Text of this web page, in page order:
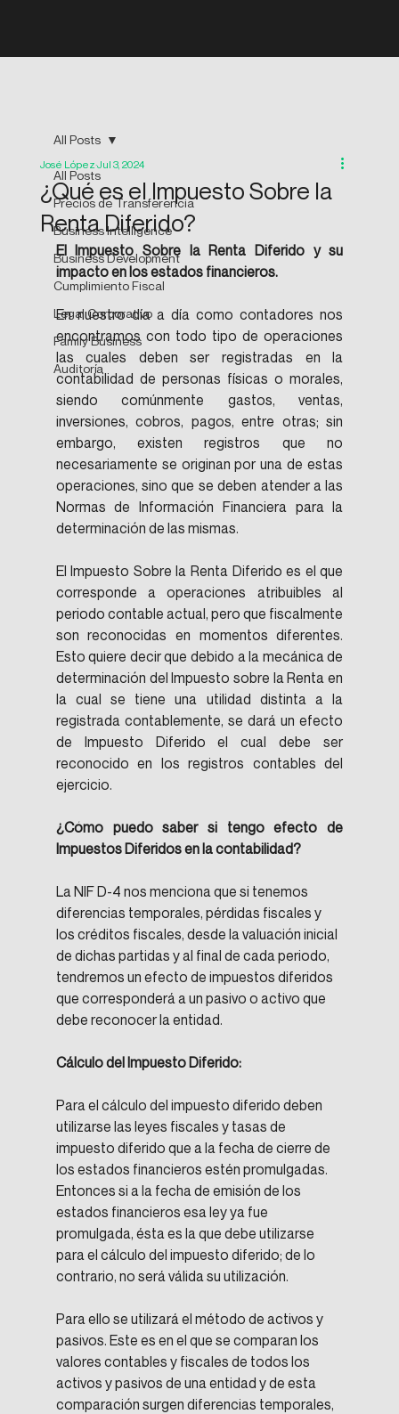
All Posts
Precios de Transferencia
Business Intelligence
Business Development
Cumplimiento Fiscal
Legal Corporativo
Family Business
Auditoría
All Posts
¿Qué es el Impuesto Sobre la
Renta Diferido?
José LópezJul 3, 2024
El Impuesto Sobre la Renta Diferido y su
impacto en los estados financieros.
En nuestro día a día como contadores nos
encontramos con todo tipo de operaciones
las cuales deben ser registradas en la
contabilidad de personas físicas o morales,
siendo comúnmente gastos, ventas,
inversiones, cobros, pagos, entre otras; sin
embargo, existen registros que no
necesariamente se originan por una de estas
operaciones, sino que se deben atender a las
Normas de Información Financiera para la
determinación de las mismas.
El Impuesto Sobre la Renta Diferido es el que
corresponde a operaciones atribuibles al
periodo contable actual, pero que fiscalmente
son reconocidas en momentos diferentes.
Esto quiere decir que debido a la mecánica de
determinación del Impuesto sobre la Renta en
la cual se tiene una utilidad distinta a la
registrada contablemente, se dará un efecto
de Impuesto Diferido el cual debe ser
reconocido en los registros contables del
ejercicio.
¿Cómo puedo saber si tengo efecto de
Impuestos Diferidos en la contabilidad?
La NIF D-4 nos menciona que si tenemos
diferencias temporales, pérdidas fiscales y
los créditos fiscales, desde la valuación inicial
de dichas partidas y al final de cada periodo,
tendremos un efecto de impuestos diferidos
que corresponderá a un pasivo o activo que
debe reconocer la entidad.
Cálculo del Impuesto Diferido:
Para el cálculo del impuesto diferido deben
utilizarse las leyes fiscales y tasas de
impuesto diferido que a la fecha de cierre de
los estados financieros estén promulgadas.
Entonces si a la fecha de emisión de los
estados financieros esa ley ya fue
promulgada, ésta es la que debe utilizarse
para el cálculo del impuesto diferido; de lo
contrario, no será válida su utilización.
Para ello se utilizará el método de activos y
pasivos. Este es en el que se comparan los
valores contables y fiscales de todos los
activos y pasivos de una entidad y de esta
comparación surgen diferencias temporales,